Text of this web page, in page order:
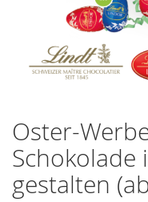
Oster-
Schokolade
gestalten
Zum
Anfang
der
Bildgalerie
springen